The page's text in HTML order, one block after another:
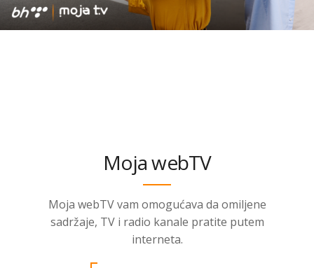
Moja webTV
Moja webTV vam omogućava da omiljene
sadržaje, TV i radio kanale pratite putem
interneta.